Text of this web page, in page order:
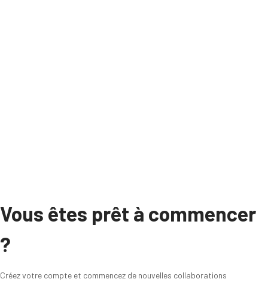
Vous êtes prêt à commencer
?
Créez votre compte et commencez de nouvelles collaborations